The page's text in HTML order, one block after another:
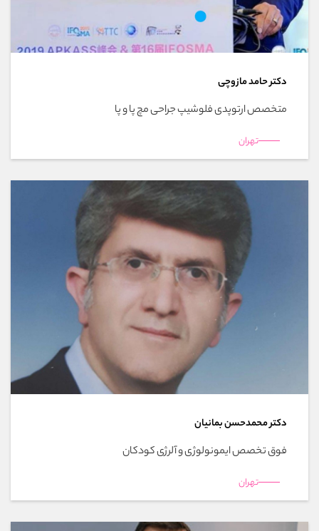
دکتر حامد مازوچی
متخصص ارتوپدی فلوشیپ جراحی مچ پا و پا
تهران
دکتر محمدحسن بمانیان
فوق تخصص ایمونولوژی و آلرژی کودکان
تهران